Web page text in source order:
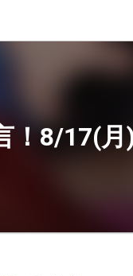
8/17(月